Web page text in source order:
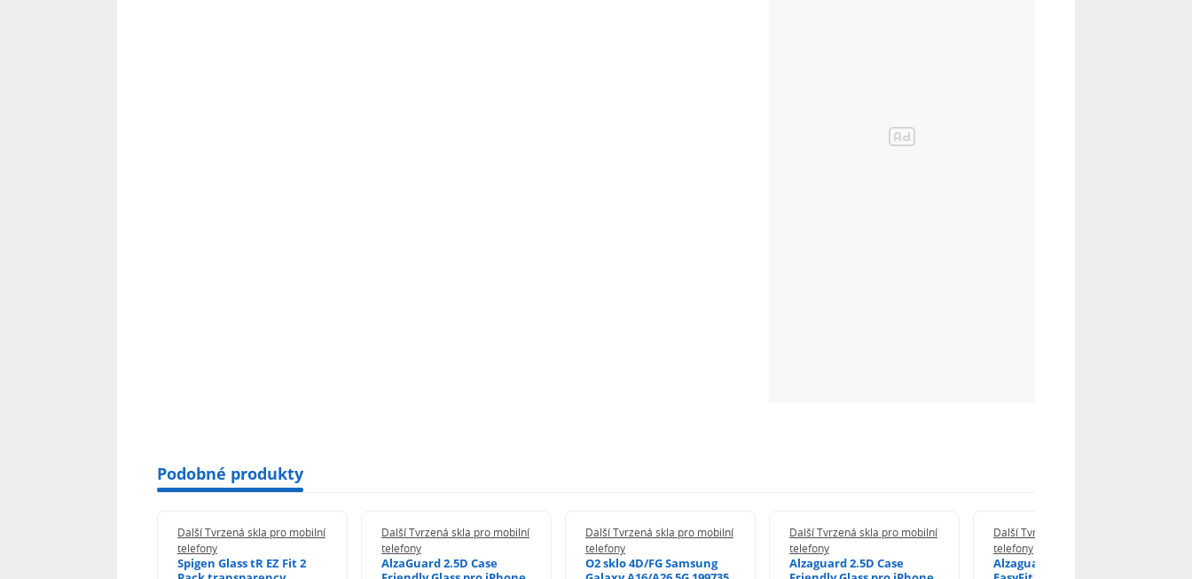
Podobné produkty
Další Tvrzená skla pro mobilní
telefony
Spigen Glass tR EZ Fit 2
Další Tvrzená skla pro mobilní
telefony
AlzaGuard 2.5D Case
Další Tvrzená skla pro mobilní
telefony
O2 sklo 4D/FG Samsung
Další Tvrzená skla pro mobilní
telefony
Alzaguard 2.5D Case
Další Tvrzená skla pro mobilní
telefony
Alzaguard 2.5D Glass